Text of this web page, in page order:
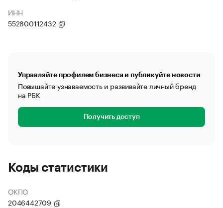
ИНН
552800112432
Управляйте профилем бизнеса и публикуйте новости
Повышайте узнаваемость и развивайте личный бренд
на РБК
Получить доступ
Коды статистики
ОКПО
2046442709